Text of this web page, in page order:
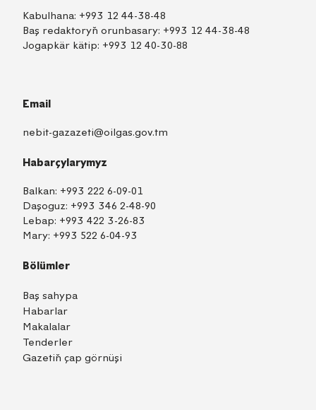
Kabulhana: +993 12 44-38-48
Baş redaktoryň orunbasary: +993 12 44-38-48
Jogapkär kätip: +993 12 40-30-88
Email
nebit-gazazeti@oilgas.gov.tm
Habarçylarymyz
Balkan: +993 222 6-09-01
Daşoguz: +993 346 2-48-90
Lebap: +993 422 3-26-83
Mary: +993 522 6-04-93
Bölümler
Baş sahypa
Habarlar
Makalalar
Tenderler
Gazetiň çap görnüşi